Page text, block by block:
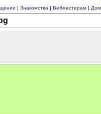
| Знакомства | Вебмастерам|